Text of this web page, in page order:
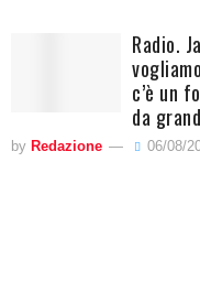
Radio.
c’è un
da
by Redazione 06/08/